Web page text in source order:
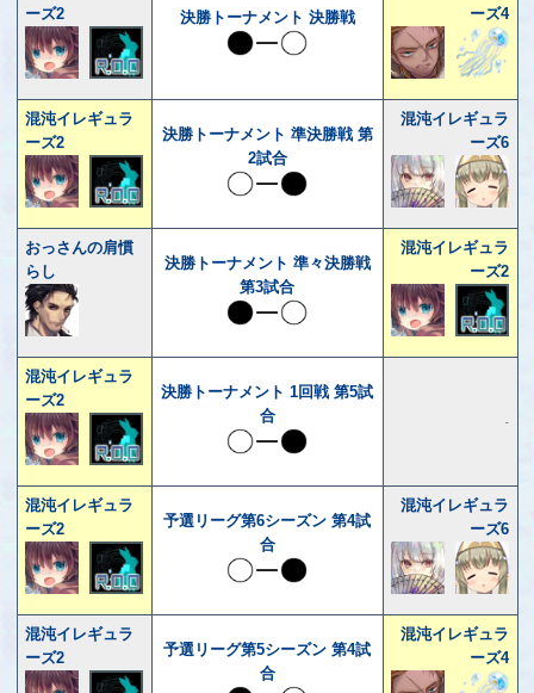
ーズ2
決勝トーナメント 決勝戦
ーズ4
混沌イレギュラ
ーズ2
決勝トーナメント 準決勝戦 第
2試合
混沌イレギュラ
ーズ6
おっさんの肩慣
らし
決勝トーナメント 準々決勝戦
第3試合
混沌イレギュラ
ーズ2
混沌イレギュラ
ーズ2
決勝トーナメント 1回戦 第5試
合
-
混沌イレギュラ
ーズ2
予選リーグ第6シーズン 第4試
合
混沌イレギュラ
ーズ6
混沌イレギュラ
ーズ2
予選リーグ第5シーズン 第4試
合
混沌イレギュラ
ーズ4